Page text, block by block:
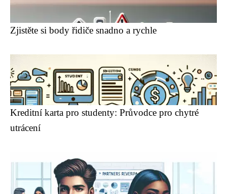
Zjistěte si body řidiče snadno a rychle
Kreditní karta pro studenty: Průvodce pro chytré
utrácení